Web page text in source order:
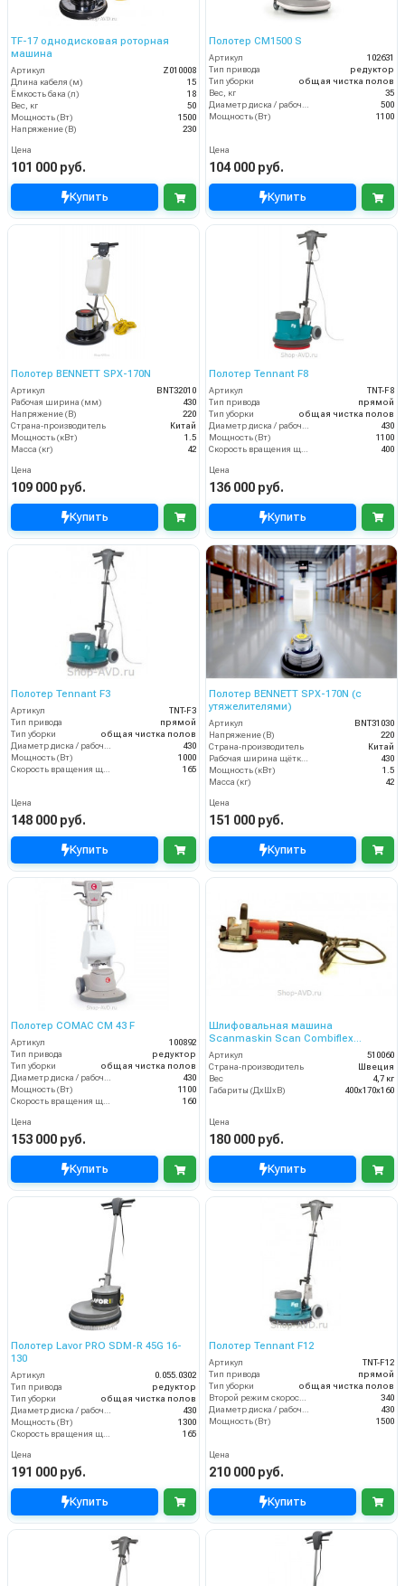
TF-17 однодисковая роторная
машина
Артикул
Z010008
Длина кабеля (м)
15
Ёмкость бака (л)
18
Вес, кг
50
Мощность (Вт)
1500
Напряжение (В)
230
Цена
101 000 руб.
Купить
Полотер CM1500 S
Артикул
102631
Тип привода
редуктор
Тип уборки
общая чистка полов
Вес, кг
35
Диаметр диска / рабочая ширина (мм)
500
Мощность (Вт)
1100
Цена
104 000 руб.
Купить
Полотер BENNETT SPX-170N
Артикул
BNT32010
Рабочая ширина (мм)
430
Напряжение (В)
220
Страна-производитель
Китай
Мощность (кВт)
1.5
Масса (кг)
42
Цена
109 000 руб.
Купить
Полотер Tennant F8
Артикул
TNT-F8
Тип привода
прямой
Тип уборки
общая чистка полов
430
Мощность (Вт)
1100
400
Цена
136 000 руб.
Купить
Полотер Tennant F3
Артикул
TNT-F3
Тип привода
прямой
Тип уборки
общая чистка полов
430
Мощность (Вт)
1000
165
Цена
148 000 руб.
Купить
Полотер BENNETT SPX-170N (с
утяжелителями)
Артикул
BNT31030
Напряжение (В)
220
Страна-производитель
Китай
430
Мощность (кВт)
1.5
Масса (кг)
42
Цена
151 000 руб.
Купить
Полотер COMAC CM 43 F
Артикул
100892
Тип привода
редуктор
Тип уборки
общая чистка полов
Диаметр диска / рабочая ширина (мм)
430
Мощность (Вт)
1100
Скорость вращения щётки (об/мин)
160
Цена
153 000 руб.
Купить
Шлифовальная машина
Scanmaskin Scan Combiflex
Handyman 125
Артикул
510060
Страна-производитель
Швеция
Вес
4,7 кг
Габариты (ДхШхВ)
400х170х160
Цена
180 000 руб.
Купить
Полотер Lavor PRO SDM-R 45G 16-
130
Артикул
0.055.0302
Тип привода
редуктор
Тип уборки
общая чистка полов
430
Мощность (Вт)
1300
165
Цена
191 000 руб.
Купить
Полотер Tennant F12
Артикул
TNT-F12
Тип привода
прямой
Тип уборки
общая чистка полов
340
430
Мощность (Вт)
1500
Цена
210 000 руб.
Купить